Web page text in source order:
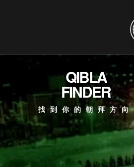
QIBLA
FINDER
找到你的朝拜方向